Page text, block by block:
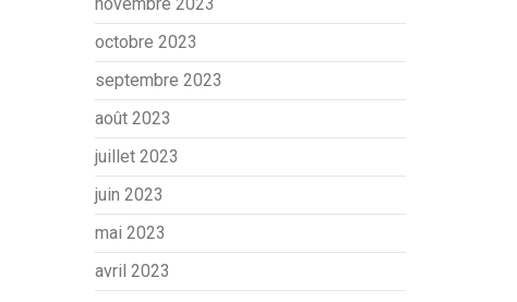
octobre 2023
septembre 2023
août 2023
juillet 2023
juin 2023
mai 2023
avril 2023